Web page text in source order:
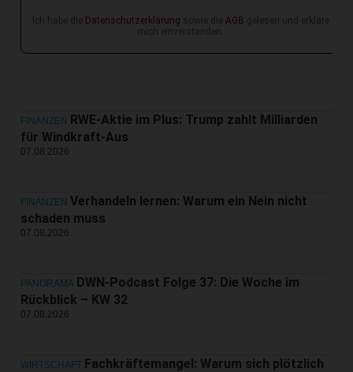
Ich habe die Datenschutzerklärung sowie die AGB gelesen und erkläre
mich einverstanden.
FINANZEN RWE-Aktie im Plus: Trump zahlt Milliarden
für Windkraft-Aus
07.08.2026
FINANZEN Verhandeln lernen: Warum ein Nein nicht
schaden muss
07.08.2026
PANORAMA DWN-Podcast Folge 37: Die Woche im
Rückblick – KW 32
07.08.2026
WIRTSCHAFT Fachkräftemangel: Warum sich plötzlich